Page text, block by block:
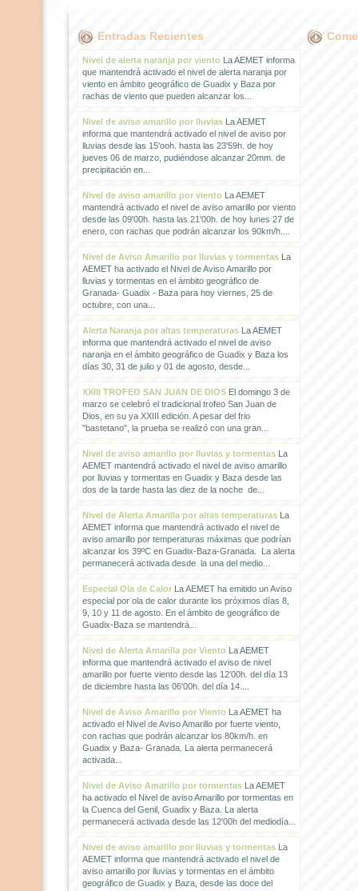
Entradas Recientes
Nivel de alerta naranja por vientoLa AEMET informa
que mantendrá activado el nivel de alerta naranja por
viento en ámbito geográfico de Guadix y Baza por
rachas de viento que pueden alcanzar los...
Nivel de aviso amarillo por lluviasLa AEMET
informa que mantendrá activado el nivel de aviso por
lluvias desde las 15'ooh. hasta las 23'59h. de hoy
jueves 06 de marzo, pudiéndose alcanzar 20mm. de
precipitación en...
Nivel de aviso amarillo por vientoLa AEMET
mantendrá activado el nivel de aviso amarillo por viento
desde las 09'00h. hasta las 21'00h. de hoy lunes 27 de
enero, con rachas que podrán alcanzar los 90km/h....
Nivel de Aviso Amarillo por lluvias y tormentasLa
AEMET ha activado el Nivel de Aviso Amarillo por
lluvias y tormentas en el ámbito geográfico de
Granada- Guadix - Baza para hoy viernes, 25 de
octubre, con una...
Alerta Naranja por altas temperaturasLa AEMET
informa que mantendrá activado el nivel de aviso
naranja en el ámbito geográfico de Guadix y Baza los
días 30, 31 de julio y 01 de agosto, desde...
XXIII TROFEO SAN JUAN DE DIOSEl domingo 3 de
marzo se celebró el tradicional trofeo San Juan de
Dios, en su ya XXIII edición. A pesar del frio
"bastetano", la prueba se realizó con una gran...
Nivel de aviso amarillo por lluvias y tormentasLa
AEMET mantendrá activado el nivel de aviso amarillo
por lluvias y tormentas en Guadix y Baza desde las
dos de la tarde hasta las diez de la noche de...
Nivel de Alerta Amarilla por altas temperaturasLa
AEMET informa que mantendrá activado el nivel de
aviso amarillo por temperaturas máximas que podrían
alcanzar los 39ºC en Guadix-Baza-Granada. La alerta
permanecerá activada desde la una del medio...
Especial Ola de CalorLa AEMET ha emitido un Aviso
especial por ola de calor durante los próximos días 8,
9, 10 y 11 de agosto. En el ámbito de geográfico de
Guadix-Baza se mantendrá...
Nivel de Alerta Amarilla por VientoLa AEMET
informa que mantendrá activado el aviso de nivel
amarillo por fuerte viento desde las 12'00h. del día 13
de diciembre hasta las 06'00h. del día 14....
Nivel de Aviso Amarillo por VientoLa AEMET ha
activado el Nivel de Aviso Amarillo por fuerte viento,
con rachas que podrán alcanzar los 80km/h. en
Guadix y Baza- Granada. La alerta permanecerá
activada...
Nivel de Aviso Amarillo por tormentasLa AEMET
ha activado el Nivel de aviso Amarillo por tormentas en
la Cuenca del Genil, Guadix y Baza. La alerta
permanecerá activada desde las 12'00h del mediodía...
Nivel de aviso amarillo por lluvias y tormentasLa
AEMET informa que mantendrá activado el nivel de
aviso amarillo por lluvias y tormentas en el ámbito
geográfico de Guadix y Baza, desde las doce del